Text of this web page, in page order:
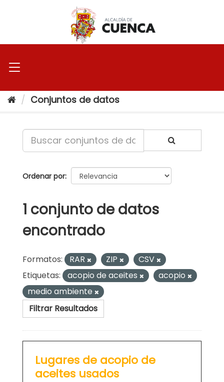
Conjuntos de datos
Ordenar por
1 conjunto de datos
encontrado
Formatos: RAR ZIP
CSV
Etiquetas:
acopio de aceites
acopio
medio ambiente
Filtrar Resultados
Lugares de acopio de
aceites usados